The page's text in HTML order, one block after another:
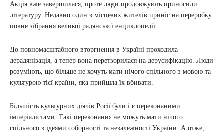
Акція вже завершилася, проте люди продовжують приносили
літературу. Недавно один з місцевих жителів приніс на переробку
повне зібрання великої радянської енциклопедії.
До повномасштабного вторгнення в Україні проходила
дерадянізація, а тепер вона перетворилася на дерусифікацію. Люди
розуміють, що більше не хочуть мати нічого спільного з мовою та
культурою тієї країни, яка прийшла їх вбивати.
Більшість культурних діячів Росії були і є переконаними
імперіалістами. Такі переконання не можуть мати нічого
спільного з ідеями соборності та незалежності України. А отже,